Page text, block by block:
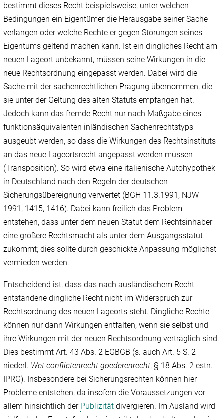
bestimmt dieses Recht beispielsweise, unter welchen
Bedingungen ein Eigentümer die Herausgabe seiner Sache
verlangen oder welche Rechte er gegen Störungen seines
Eigentums geltend machen kann. Ist ein dingliches Recht am
neuen Lageort unbekannt, müssen seine Wirkungen in die
neue Rechtsordnung eingepasst werden. Dabei wird die
Sache mit der sachenrechtlichen Prägung übernommen, die
sie unter der Geltung des alten Statuts empfangen hat.
Jedoch kann das fremde Recht nur nach Maßgabe eines
funktionsäquivalenten inländischen Sachenrechtstyps
ausgeübt werden, so dass die Wirkungen des Rechtsinstituts
an das neue Lageortsrecht angepasst werden müssen
(Transposition). So wird etwa eine italienische Autohypothek
in Deutschland nach den Regeln der deutschen
Sicherungsübereignung verwertet (BGH 11.3.1991, NJW
1991, 1415, 1416). Dabei kann freilich das Problem
entstehen, dass unter dem neuen Statut dem Rechtsinhaber
eine größere Rechtsmacht als unter dem Ausgangsstatut
zukommt; dies sollte durch geschickte Anpassung möglichst
vermieden werden.
Entscheidend ist, dass das nach ausländischem Recht
entstandene dingliche Recht nicht im Widerspruch zur
Rechtsordnung des neuen Lageorts steht. Dingliche Rechte
können nur dann Wirkungen entfalten, wenn sie selbst und
ihre Wirkungen mit der neuen Rechtsordnung verträglich sind.
Dies bestimmt Art. 43 Abs. 2 EGBGB (s. auch Art. 5 S. 2
niederl. Wet conflictenrecht goederenrecht, § 18 Abs. 2 estn.
IPRG). Insbesondere bei Sicherungsrechten können hier
Probleme entstehen, da insofern die Voraussetzungen vor
allem hinsichtlich der Publizität divergieren. Im Ausland wird